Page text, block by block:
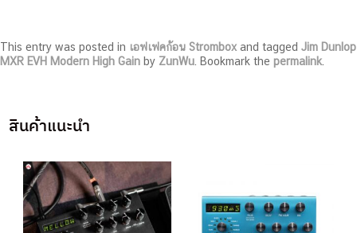
This entry was posted in เอฟเฟคก้อน Strombox and tagged Jim Dunlop
MXR EVH Modern High Gain by ZunWu . Bookmark the permalink
สินค้าแนะนำ